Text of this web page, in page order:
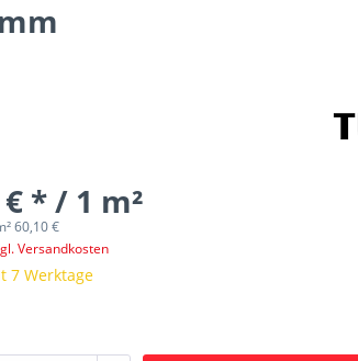
* / 1 m²
60,10 €
Versandkosten
7 Werktage